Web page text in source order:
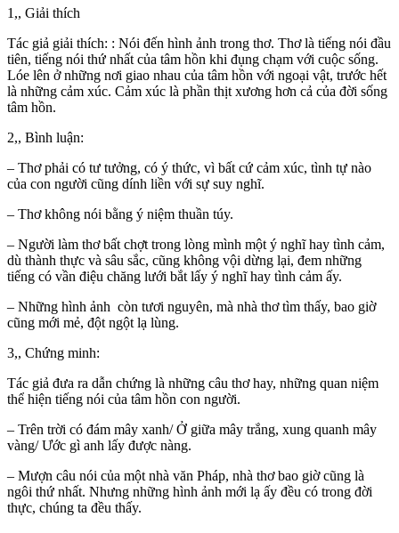
1,, Giải thích
Tác giả giải thích: : Nói đến hình ảnh trong thơ. Thơ là tiếng nói đầu
tiên, tiếng nói thứ nhất của tâm hồn khi đụng chạm với cuộc sống.
Lóe lên ở những nơi giao nhau của tâm hồn với ngoại vật, trước hết
là những cảm xúc. Cảm xúc là phần thịt xương hơn cả của đời sống
tâm hồn.
2,, Bình luận:
– Thơ phải có tư tưởng, có ý thức, vì bất cứ cảm xúc, tình tự nào
của con người cũng dính liền với sự suy nghĩ.
– Thơ không nói bằng ý niệm thuần túy.
– Người làm thơ bất chợt trong lòng mình một ý nghĩ hay tình cảm,
dù thành thực và sâu sắc, cũng không vội dừng lại, đem những
tiếng có vần điệu chăng lưới bắt lấy ý nghĩ hay tình cảm ấy.
– Những hình ảnh còn tươi nguyên, mà nhà thơ tìm thấy, bao giờ
cũng mới mẻ, đột ngột lạ lùng.
3,, Chứng minh:
Tác giả đưa ra dẫn chứng là những câu thơ hay, những quan niệm
thể hiện tiếng nói của tâm hồn con người.
– Trên trời có đám mây xanh/ Ở giữa mây trắng, xung quanh mây
vàng/ Ước gì anh lấy được nàng.
– Mượn câu nói của một nhà văn Pháp, nhà thơ bao giờ cũng là
ngôi thứ nhất. Nhưng những hình ảnh mới lạ ấy đều có trong đời
thực, chúng ta đều thấy.